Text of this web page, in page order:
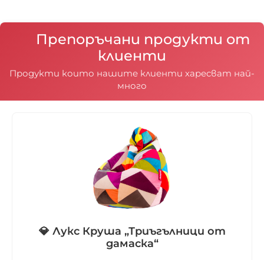
Препоръчани продукти от
клиенти
Продукти които нашите клиенти харесват най-
много
💎 Лукс Круша „Триъгълници от
дамаска“